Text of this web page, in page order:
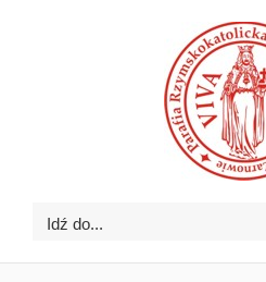
Idź do...